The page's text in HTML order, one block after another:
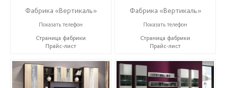
Фабрика «Вертикаль»
+7 (927) 38-059-88
Показать телефон
Страница фабрики
Прайс-лист
Фабрика «Вертикаль»
+7 (927) 38-059-88
Показать телефон
Страница фабрики
Прайс-лист